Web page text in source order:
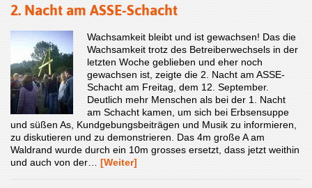
2. Nacht am ASSE-Schacht
Wachsamkeit bleibt und ist gewachsen! Das die
Wachsamkeit trotz des Betreiberwechsels in der
letzten Woche geblieben und eher noch
gewachsen ist, zeigte die 2. Nacht am ASSE-
Schacht am Freitag, dem 12. September.
Deutlich mehr Menschen als bei der 1. Nacht
am Schacht kamen, um sich bei Erbsensuppe
und süßen As, Kundgebungsbeiträgen und Musik zu informieren,
zu diskutieren und zu demonstrieren. Das 4m große A am
Waldrand wurde durch ein 10m grosses ersetzt, dass jetzt weithin
und auch von der… [Weiter]